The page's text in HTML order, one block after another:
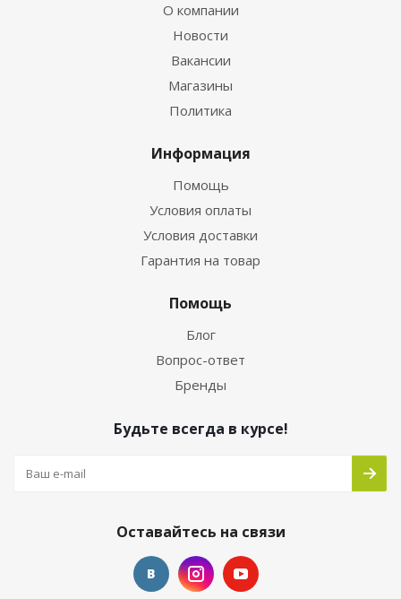
О компании
Новости
Вакансии
Магазины
Политика
Информация
Помощь
Условия оплаты
Условия доставки
Гарантия на товар
Помощь
Блог
Вопрос-ответ
Бренды
Будьте всегда в курсе!
Оставайтесь на связи